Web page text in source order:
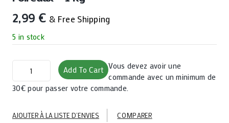
2,99 € & Free Shipping
5 in stock
1
Add To Cart Vous devez avoir une
commande avec un minimum de
30€ pour passer votre commande.
AJOUTER À LA LISTE D’ENVIES COMPARER